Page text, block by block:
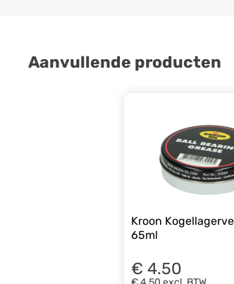
Aanvullende producten
Kroon
65ml
€ 4.50